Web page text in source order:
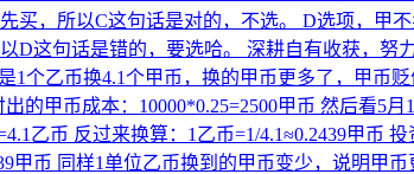
，所以C这句话是对的，不选。 D选项，甲
这句话是错的，要选哈。 深耕自有收获，努
1个乙币换4.1个甲币，换的甲币更多了，甲币
的甲币成本：10000*0.25=2500甲币 然后看5
乙币 反过来换算：1乙币=1/4.1≈0.2439甲币
币 同样1单位乙币换到的甲币变少，说明甲